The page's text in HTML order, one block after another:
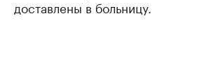
доставлены в больницу.